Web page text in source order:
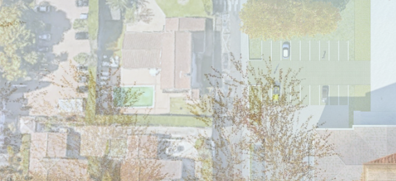
PAYSAGE
À
BORDEAUX